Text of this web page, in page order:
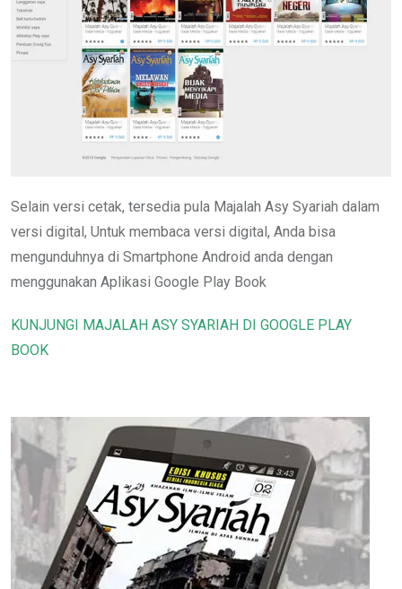
Selain versi cetak, tersedia pula Majalah Asy Syariah dalam
versi digital, Untuk membaca versi digital, Anda bisa
mengunduhnya di Smartphone Android anda dengan
menggunakan Aplikasi Google Play Book
KUNJUNGI MAJALAH ASY SYARIAH DI GOOGLE PLAY
BOOK